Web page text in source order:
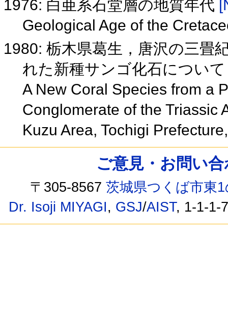
1976: 白亜系石堂層の地質年代
Geological Age of the
1980: 栃木県葛生，唐沢の三畳
れた新種サンゴ化石につい
A New Coral Species from a
Conglomerate of the Triassic
Kuzu Area, Tochigi
ご意見・お問い
〒305-8567茨城県つくば市東
Dr. Isoji MIYAGI, GSJ/AIST, 1-1-1-